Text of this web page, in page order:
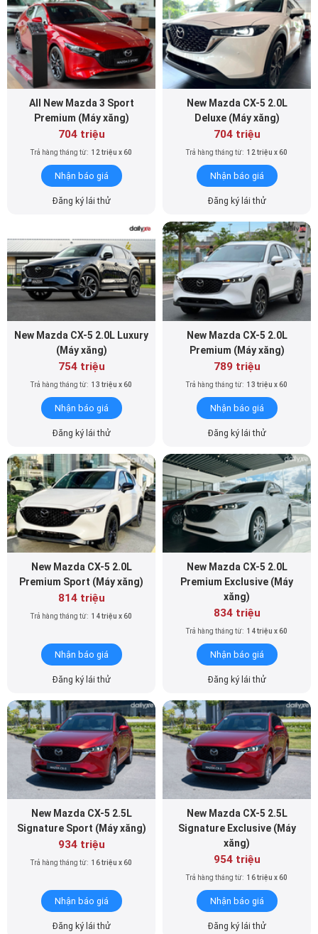
All New Mazda 3 Sport
Premium (Máy xăng)
704 triệu
Trả hàng tháng từ: 12 triệu x 60
Nhận báo giá
Đăng ký lái thử
New Mazda CX-5 2.0L
Deluxe (Máy xăng)
704 triệu
Trả hàng tháng từ: 12 triệu x 60
Nhận báo giá
Đăng ký lái thử
New Mazda CX-5 2.0L Luxury
(Máy xăng)
754 triệu
Trả hàng tháng từ: 13 triệu x 60
Nhận báo giá
Đăng ký lái thử
New Mazda CX-5 2.0L
Premium (Máy xăng)
789 triệu
Trả hàng tháng từ: 13 triệu x 60
Nhận báo giá
Đăng ký lái thử
New Mazda CX-5 2.0L
Premium Sport (Máy xăng)
814 triệu
Trả hàng tháng từ: 14 triệu x 60
Nhận báo giá
Đăng ký lái thử
New Mazda CX-5 2.0L
Premium Exclusive (Máy
xăng)
834 triệu
Trả hàng tháng từ: 14 triệu x 60
Nhận báo giá
Đăng ký lái thử
New Mazda CX-5 2.5L
Signature Sport (Máy xăng)
934 triệu
Trả hàng tháng từ: 16 triệu x 60
Nhận báo giá
Đăng ký lái thử
New Mazda CX-5 2.5L
Signature Exclusive (Máy
xăng)
954 triệu
Trả hàng tháng từ: 16 triệu x 60
Nhận báo giá
Đăng ký lái thử